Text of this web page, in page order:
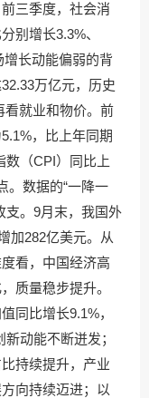
三季度，社会消
别增长3.3%、
长动能偏弱的背
万亿元，历史
看就业和物价。前
，比上年同期
数（CPI）同比上
。数据的“一降一
支。9月末，我国外
加282亿美元。从
看，中国经济高
质量稳步提升。
同比增长9.1%，
动能不断迸发；
持续提升，产业
向持续迈进；以